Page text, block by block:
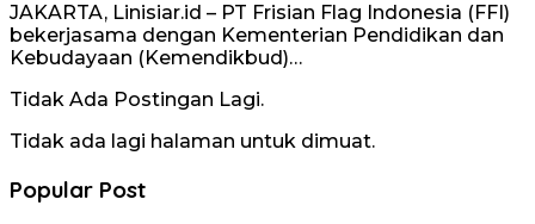
JAKARTA, Linisiar.id – PT Frisian Flag Indonesia (FFI)
bekerjasama dengan Kementerian Pendidikan dan
Kebudayaan (Kemendikbud)…
Tidak Ada Postingan Lagi.
Tidak ada lagi halaman untuk dimuat.
Popular Post